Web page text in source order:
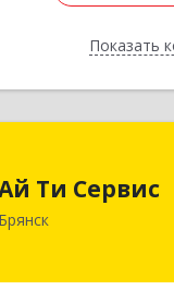
Показать
Ти Сервис
Брянск
241035,
Брянской